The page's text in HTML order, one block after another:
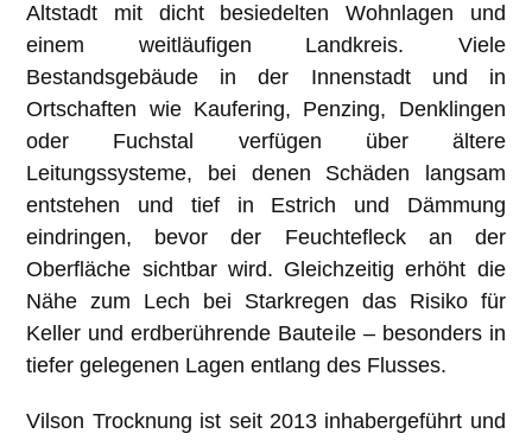
Altstadt mit dicht besiedelten Wohnlagen und
einem weitläufigen Landkreis. Viele
Bestandsgebäude in der Innenstadt und in
Ortschaften wie Kaufering, Penzing, Denklingen
oder Fuchstal verfügen über ältere
Leitungssysteme, bei denen Schäden langsam
entstehen und tief in Estrich und Dämmung
eindringen, bevor der Feuchtefleck an der
Oberfläche sichtbar wird. Gleichzeitig erhöht die
Nähe zum Lech bei Starkregen das Risiko für
Keller und erdberührende Bauteile – besonders in
tiefer gelegenen Lagen entlang des Flusses.
Vilson Trocknung ist seit 2013 inhabergeführt und